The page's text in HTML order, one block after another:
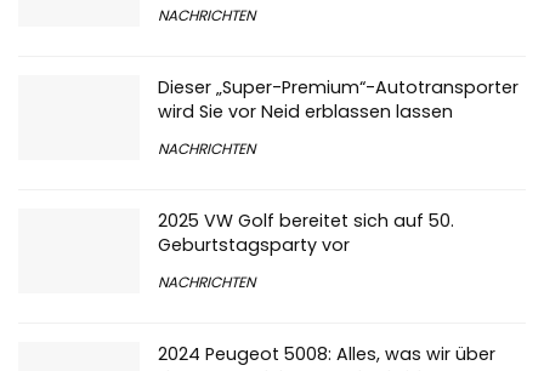
wird Sie vor Neid erblassen lassen
Geburtstagsparty vor
NACHRICHTEN
den neuen Elektro- und Hybrid-SUV